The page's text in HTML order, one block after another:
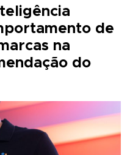
de
na
do